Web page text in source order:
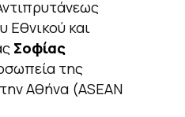
Εθνικού και
Σοφίας
της
Αθήνα (ASEAN